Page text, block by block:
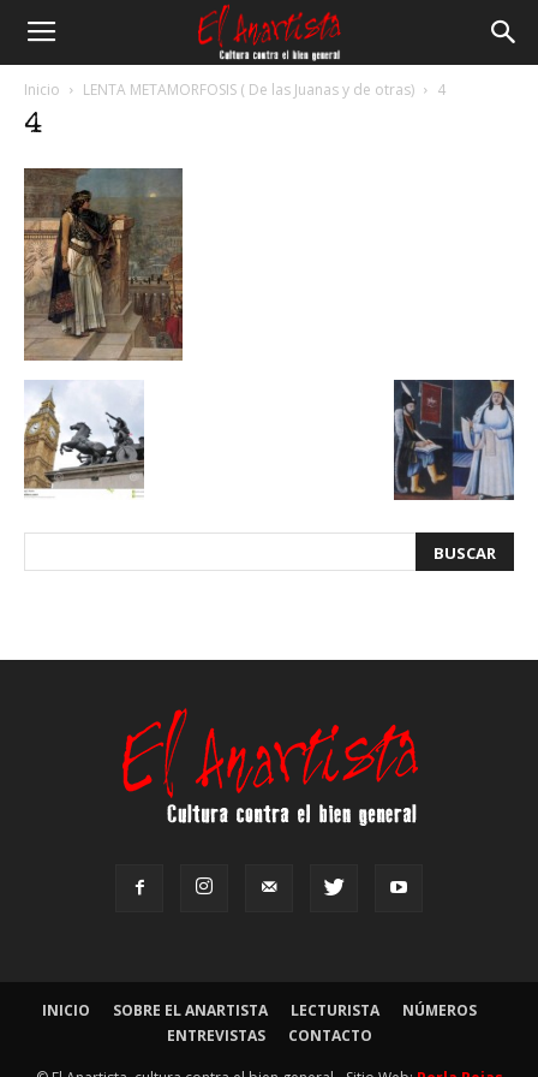
Inicio LENTA METAMORFOSIS ( De las Juanas y de otras) 4
4
INICIO SOBRE EL ANARTISTA LECTURISTA
NÚMEROS
ENTREVISTAS
CONTACTO